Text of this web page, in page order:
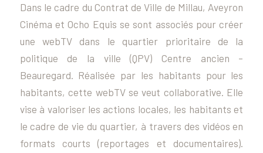
Dans le cadre du Contrat de Ville de Millau, Aveyron
Cinéma et Ocho Equis se sont associés pour créer
une webTV dans le quartier prioritaire de la
politique de la ville (QPV) Centre ancien –
Beauregard. Réalisée par les habitants pour les
habitants, cette webTV se veut collaborative. Elle
vise à valoriser les actions locales, les habitants et
le cadre de vie du quartier, à travers des vidéos en
formats courts (reportages et documentaires).